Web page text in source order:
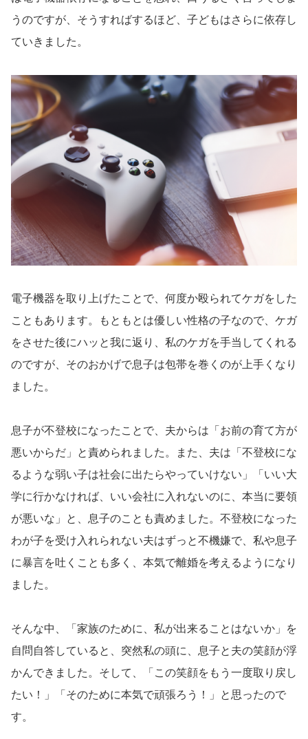
うのですが、そうすればするほど、子どもはさらに依存し
ていきました。
電子機器を取り上げたことで、何度か殴られてケガをした
こともあります。もともとは優しい性格の子なので、ケガ
をさせた後にハッと我に返り、私のケガを手当してくれる
のですが、そのおかげで息子は包帯を巻くのが上手くなり
ました。
息子が不登校になったことで、夫からは「お前の育て方が
悪いからだ」と責められました。また、夫は「不登校にな
るような弱い子は社会に出たらやっていけない」「いい大
学に行かなければ、いい会社に入れないのに、本当に要領
が悪いな」と、息子のことも責めました。不登校になった
わが子を受け入れられない夫はずっと不機嫌で、私や息子
に暴言を吐くことも多く、本気で離婚を考えるようになり
ました。
そんな中、「家族のために、私が出来ることはないか」を
自問自答していると、突然私の頭に、息子と夫の笑顔が浮
かんできました。そして、「この笑顔をもう一度取り戻し
たい！」「そのために本気で頑張ろう！」と思ったので
す。